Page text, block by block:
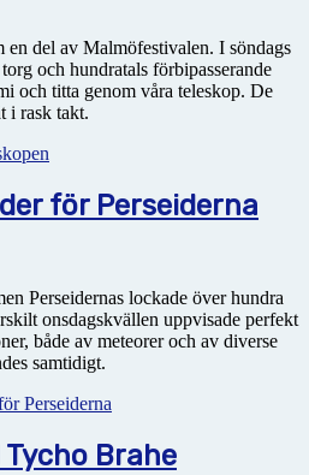
en del av Malmöfestivalen. I söndags
och hundratals förbipasserande
och titta genom våra teleskop. De
i rask takt.
för Perseiderna
Perseidernas lockade över hundra
onsdagskvällen uppvisade perfekt
både av meteorer och av diverse
samtidigt.
Perseiderna
Brahe